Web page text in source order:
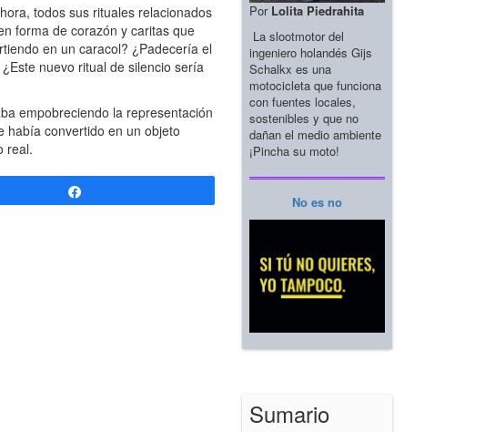
todos sus rituales relacionados
forma de corazón y caritas que
en un caracol? ¿Padecería el
nuevo ritual de silencio sería
empobreciendo la representación
había convertido en un objeto
real.
Por Lolita Piedrahita
La slootmotor del
ingeniero holandés Gijs
Schalkx es una
motocicleta que funciona
con fuentes locales,
sostenibles y que no
dañan el medio ambiente
¡Pincha su moto!
No es no
Sumario